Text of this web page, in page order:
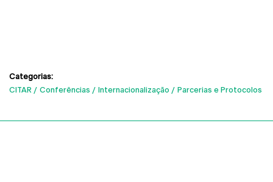
Categorias:
CITAR
Conferências Internacionalização Parcerias e Protocolos